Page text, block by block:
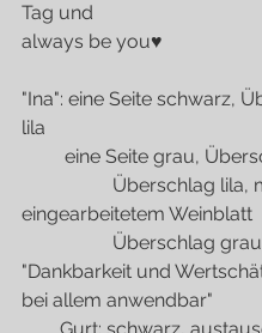
Tag und
always be you♥
"Ina": eine Seite schwarz,
lila
eine Seite grau,
eingearbeitetem Weinblatt
"Dankbarkeit und
bei allem anwendbar"